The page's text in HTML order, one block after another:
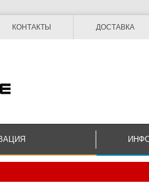
КОНТАКТЫ ДОСТАВКА